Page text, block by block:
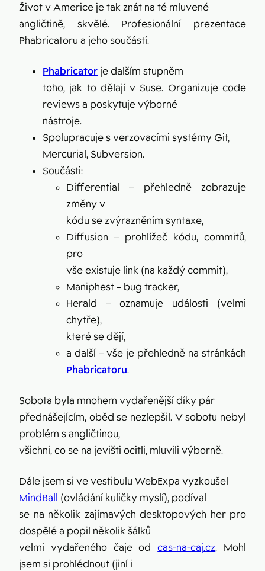
Život v Americe je tak znát na té mluvené
angličtině, skvělé. Profesionální prezentace
Phabricatoru a jeho součástí.
Phabricator je dalším stupněm
toho, jak to dělají v Suse. Organizuje code
reviews a poskytuje výborné
nástroje.
Spolupracuje s verzovacími systémy Git,
Mercurial, Subversion.
Součásti:
Differential – přehledně zobrazuje
změny v
kódu se zvýrazněním syntaxe,
Diffusion – prohlížeč kódu, commitů,
pro
vše existuje link (na každý commit),
Maniphest – bug tracker,
Herald – oznamuje události (velmi
chytře),
které se dějí,
a další – vše je přehledně na stránkách
Phabricatoru.
Sobota byla mnohem vydařenější díky pár
přednášejícím, oběd se nezlepšil. V sobotu nebyl
problém s angličtinou,
všichni, co se na jevišti ocitli, mluvili výborně.
Dále jsem si ve vestibulu WebExpa vyzkoušel
MindBall
(ovládání kuličky myslí), podíval
se na několik zajímavých desktopových her pro
dospělé a popil několik šálků
velmi vydařeného čaje odcas-na-caj.cz. Mohl
jsem si prohlédnout (jiní i